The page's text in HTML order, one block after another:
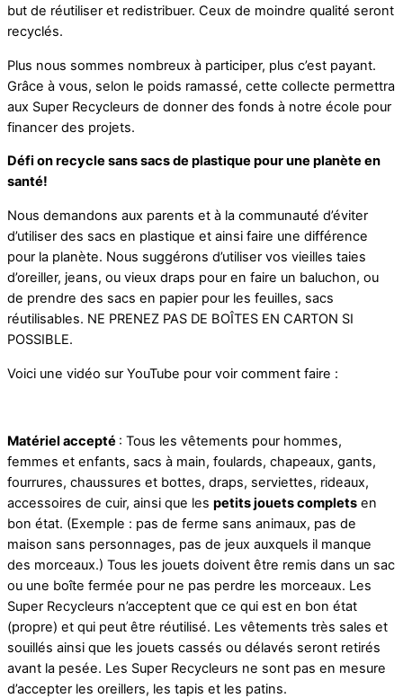
but de réutiliser et redistribuer. Ceux de moindre qualité seront
recyclés.
Plus nous sommes nombreux à participer, plus c’est payant.
Grâce à vous, selon le poids ramassé, cette collecte permettra
aux Super Recycleurs de donner des fonds à notre école pour
financer des projets.
Défi on recycle sans sacs de plastique pour une planète en
santé!
Nous demandons aux parents et à la communauté d’éviter
d’utiliser des sacs en plastique et ainsi faire une différence
pour la planète. Nous suggérons d’utiliser vos vieilles taies
d’oreiller, jeans, ou vieux draps pour en faire un baluchon, ou
de prendre des sacs en papier pour les feuilles, sacs
réutilisables. NE PRENEZ PAS DE BOÎTES EN CARTON SI
POSSIBLE.
Voici une vidéo sur YouTube pour voir comment faire :
Matériel accepté : Tous les vêtements pour hommes,
femmes et enfants, sacs à main, foulards, chapeaux, gants,
fourrures, chaussures et bottes, draps, serviettes, rideaux,
accessoires de cuir, ainsi que les petits jouets complets en
bon état. (Exemple : pas de ferme sans animaux, pas de
maison sans personnages, pas de jeux auxquels il manque
des morceaux.) Tous les jouets doivent être remis dans un sac
ou une boîte fermée pour ne pas perdre les morceaux. Les
Super Recycleurs n’acceptent que ce qui est en bon état
(propre) et qui peut être réutilisé. Les vêtements très sales et
souillés ainsi que les jouets cassés ou délavés seront retirés
avant la pesée. Les Super Recycleurs ne sont pas en mesure
d’accepter les oreillers, les tapis et les patins.